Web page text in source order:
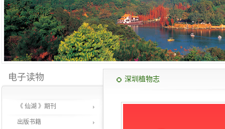
深圳植物志
电子读物
《 仙湖 》期刊
出版书籍